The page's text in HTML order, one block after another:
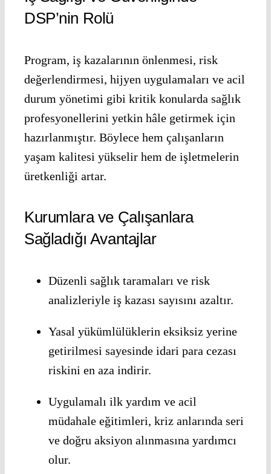
DSP’nin Rolü
Program, iş kazalarının önlenmesi, risk
değerlendirmesi, hijyen uygulamaları ve acil
durum yönetimi gibi kritik konularda sağlık
profesyonellerini yetkin hâle getirmek için
hazırlanmıştır. Böylece hem çalışanların
yaşam kalitesi yükselir hem de işletmelerin
üretkenliği artar.
Kurumlara ve Çalışanlara
Sağladığı Avantajlar
Düzenli sağlık taramaları ve risk
analizleriyle iş kazası sayısını azaltır.
Yasal yükümlülüklerin eksiksiz yerine
getirilmesi sayesinde idari para cezası
riskini en aza indirir.
Uygulamalı ilk yardım ve acil
müdahale eğitimleri, kriz anlarında seri
ve doğru aksiyon alınmasına yardımcı
olur.